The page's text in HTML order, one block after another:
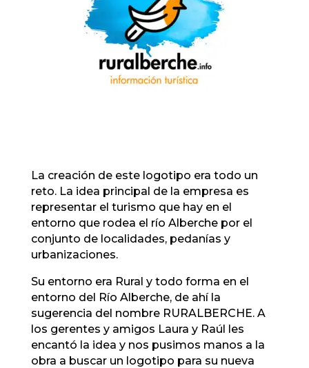
La creación de este logotipo era todo un
reto. La idea principal de la empresa es
representar el turismo que hay en el
entorno que rodea el río Alberche por el
conjunto de localidades, pedanías y
urbanizaciones.
Su entorno era Rural y todo forma en el
entorno del Río Alberche, de ahí la
sugerencia del nombre RURALBERCHE. A
los gerentes y amigos Laura y Raúl les
encantó la idea y nos pusimos manos a la
obra a buscar un logotipo para su nueva